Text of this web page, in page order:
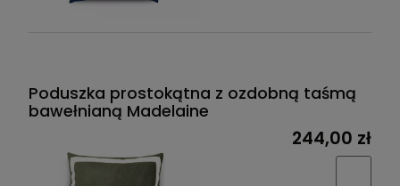
Poduszka prostokątna z ozdobną taśmą
bawełnianą Madelaine
244,00 zł